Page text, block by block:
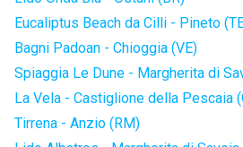
Eucaliptus Beach da Cilli - Pineto
Bagni Padoan - Chioggia (VE)
Spiaggia Le Dune - Margherita di
La Vela - Castiglione della Pescaia
Tirrena - Anzio (RM)